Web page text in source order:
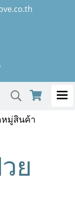
มู่สินค้า
ย